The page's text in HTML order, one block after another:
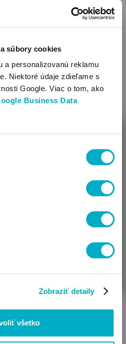
súbory cookies
a personalizovanú reklamu
Niektoré údaje zdieľame s
Google. Viac o tom, ako
Business Data
Zobraziť detaily
všetko
3-6m 260ml SCY673/01